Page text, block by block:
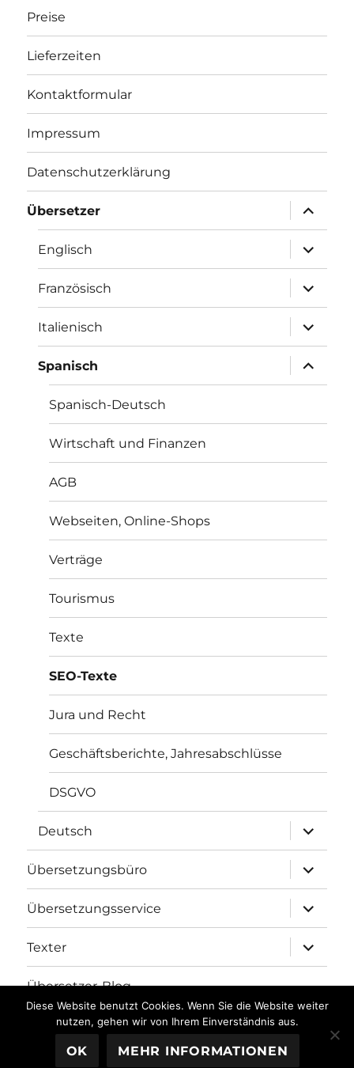
Preise
Lieferzeiten
Kontaktformular
Impressum
Datenschutzerklärung
Übersetzer
öffnen
Englisch
öffnen
Französisch
öffnen
Italienisch
öffnen
Spanisch
öffnen
Spanisch-Deutsch
Wirtschaft und Finanzen
AGB
Webseiten, Online-Shops
Verträge
Tourismus
Texte
SEO-Texte
Jura und Recht
Geschäftsberichte, Jahresabschlüsse
DSGVO
Deutsch
öffnen
Übersetzungsbüro
öffnen
Übersetzungsservice
öffnen
Texter
öffnen
Übersetzer-Blog
Übersetzungsbüro fh-translations.com
Stolz präsentiert
von WordPress
Diese Website benutzt Cookies. Wenn Sie die Website weiter
nutzen, gehen wir von Ihrem Einverständnis aus.
OK MEHR INFORMATIONEN